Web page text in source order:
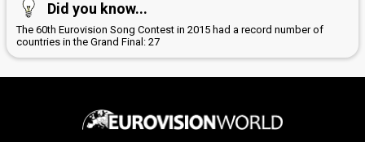
Did you know...
The 60th Eurovision Song Contest in 2015 had a record number of
countries in the Grand Final: 27